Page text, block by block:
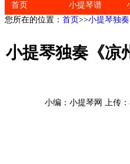
首页 小提琴谱
您所在的位置： 首页>>小提琴独奏
小提琴独奏《凉
小编：小提琴网 上传：